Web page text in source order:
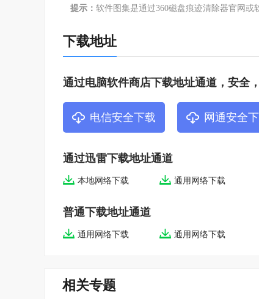
提示： 软件图集是通过360磁盘痕迹清除器官网或
下载地址
通过电脑软件商店下载地址通道，安全
电信安全下载 网通安全
通过迅雷下载地址通道
本地网络下载 通用网络下载
普通下载地址通道
通用网络下载 通用网络下载
相关专题